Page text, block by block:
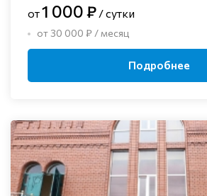
от1 000 ₽ / сутки
от 30 000 ₽ / месяц
Подробнее